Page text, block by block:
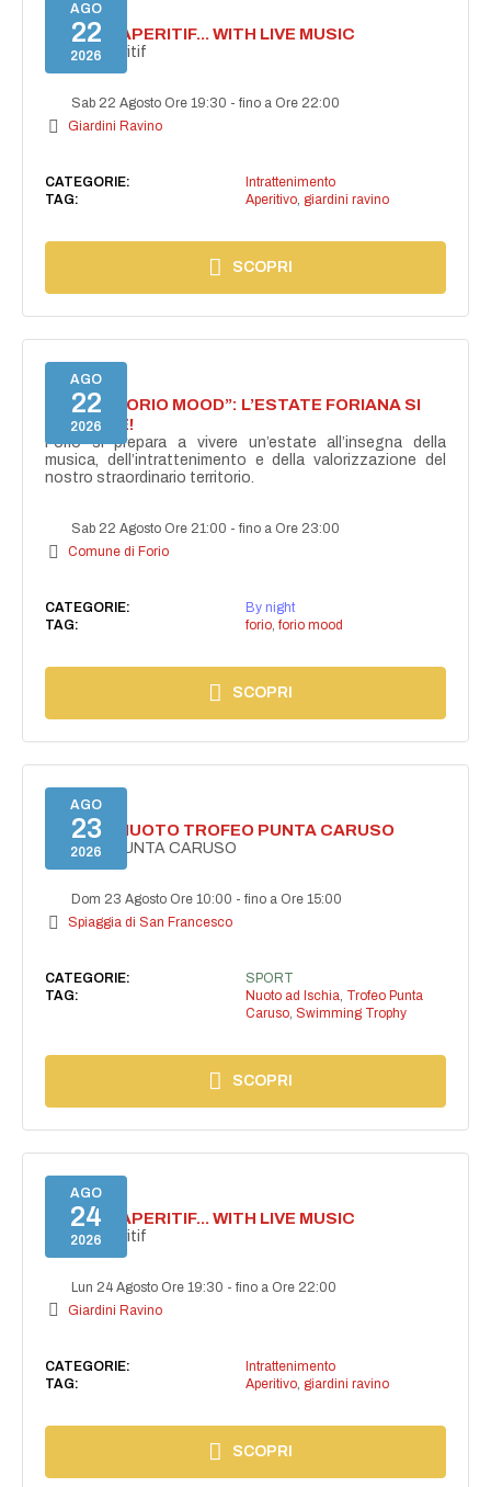
AGO
22
2026
SECRET APERITIF... WITH LIVE MUSIC
Secret aperitif
Sab 22 Agosto Ore 19:30 -fino a Ore 22:00
Giardini Ravino
CATEGORIE:
Intrattenimento
TAG:
Aperitivo, giardini ravino
SCOPRI
AGO
22
2026
NASCE “FORIO MOOD”: L’ESTATE FORIANA SI
ACCENDE!
Forio si prepara a vivere un’estate all’insegna della
musica, dell’intrattenimento e della valorizzazione del
nostro straordinario territorio.
Sab 22 Agosto Ore 21:00 -fino a Ore 23:00
Comune di Forio
CATEGORIE:
By night
TAG:
forio, forio mood
SCOPRI
AGO
23
2026
GARA DI NUOTO TROFEO PUNTA CARUSO
TROFEO PUNTA CARUSO
Dom 23 Agosto Ore 10:00 -fino a Ore 15:00
Spiaggia di San Francesco
CATEGORIE:
SPORT
TAG:
Nuoto ad Ischia, Trofeo Punta
Caruso, Swimming Trophy
SCOPRI
AGO
24
2026
SECRET APERITIF... WITH LIVE MUSIC
Secret aperitif
Lun 24 Agosto Ore 19:30 -fino a Ore 22:00
Giardini Ravino
CATEGORIE:
Intrattenimento
TAG:
Aperitivo, giardini ravino
SCOPRI